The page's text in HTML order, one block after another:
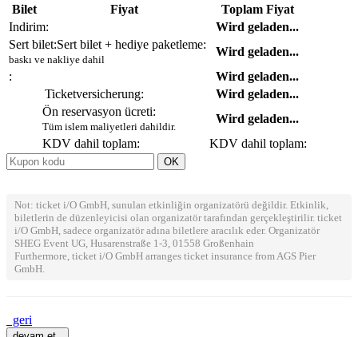
Bilet
Fiyat
Toplam Fiyat
Indirim:
Wird geladen...
Sert bilet:Sert bilet + hediye paketleme:
baskı ve nakliye dahil
Wird geladen...
:
Wird geladen...
Ticketversicherung:
Wird geladen...
Ön reservasyon ücreti:
Tüm islem maliyetleri dahildir.
Wird geladen...
KDV dahil toplam:
KDV dahil toplam:
Not: ticket i/O GmbH, sunulan etkinliğin organizatörü değildir. Etkinlik,
biletlerin de düzenleyicisi olan organizatör tarafından gerçekleştirilir. ticket
i/O GmbH, sadece organizatör adına biletlere aracılık eder. Organizatör
SHEG Event UG, Husarenstraße 1-3, 01558 Großenhain
Furthermore, ticket i/O GmbH arranges ticket insurance from AGS Pier
GmbH.
geri